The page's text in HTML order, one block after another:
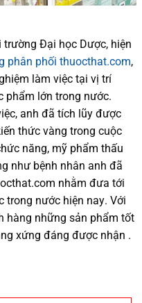
trường Đại học Dược, hiện
phân phối thuocthat.com,
làm việc tại vị trí
phẩm lớn trong nước.
anh đã tích lũy được
thức vàng trong cuộc
năng, mỹ phẩm thấu
như bệnh nhân anh đã
nhằm đưa tới
trong nước hiện nay. Với
hàng những sản phẩm tốt
xứng đáng được nhận .